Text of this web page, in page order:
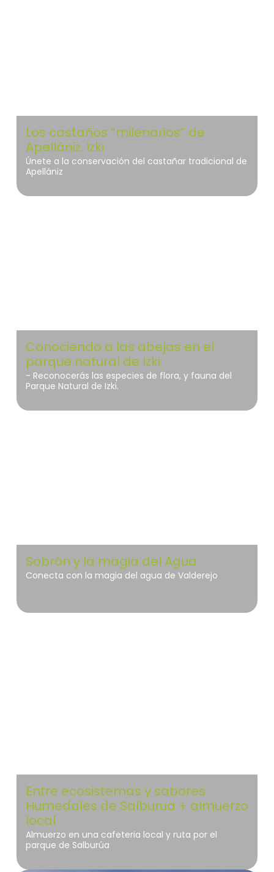
Los castaños “milenarios” de
Apellániz. Izki
Únete a la conservación del castañar tradicional de
Apellániz
Conociendo a las abejas en el
parque natural de Izki
- Reconocerás las especies de flora, y fauna del
Parque Natural de Izki.
Sobrón y la magia del Agua
Conecta con la magia del agua de Valderejo
Entre ecosistemas y sabores:
Humedales de Salburua + almuerzo
local
Almuerzo en una cafeteria local y ruta por el
parque de Salburúa